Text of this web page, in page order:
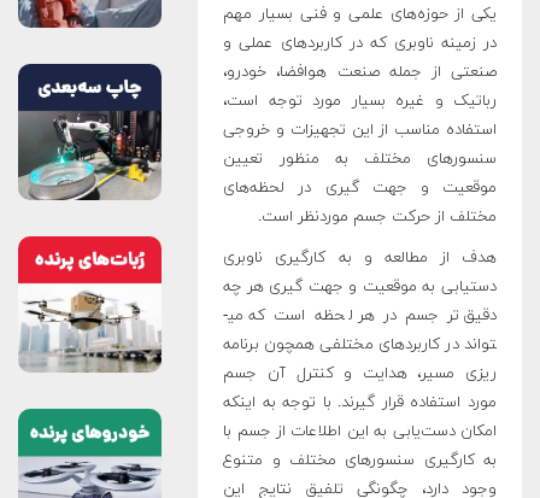
یکی از حوزه­‌های علمی و فنی بسیار مهم
در زمینه ناوبری که در کاربردهای عملی و
صنعتی از جمله صنعت هوافضا، خودرو،
رباتیک و غیره بسیار مورد توجه است،
استفاده مناسب از این تجهیزات و خروجی
سنسورهای مختلف به منظور تعیین
موقعیت و جهت­ گیری در لحظه­‌های
مختلف از حرکت جسم موردنظر است.
هدف از مطالعه و به کارگیری ناوبری
دستیابی به موقعیت و جهت­ گیری هر چه
دقیق‌­تر جسم در هر لحظه است که می­
تواند در کاربردهای مختلفی همچون برنامه­‌
ریزی مسیر، هدایت و کنترل آن جسم
مورد استفاده قرار گیرند. با توجه به اینکه
امکان دست‌یابی به این اطلاعات از جسم با
به کارگیری سنسورهای مختلف و متنوع
وجود دارد، چگونگی تلفیق نتایج این